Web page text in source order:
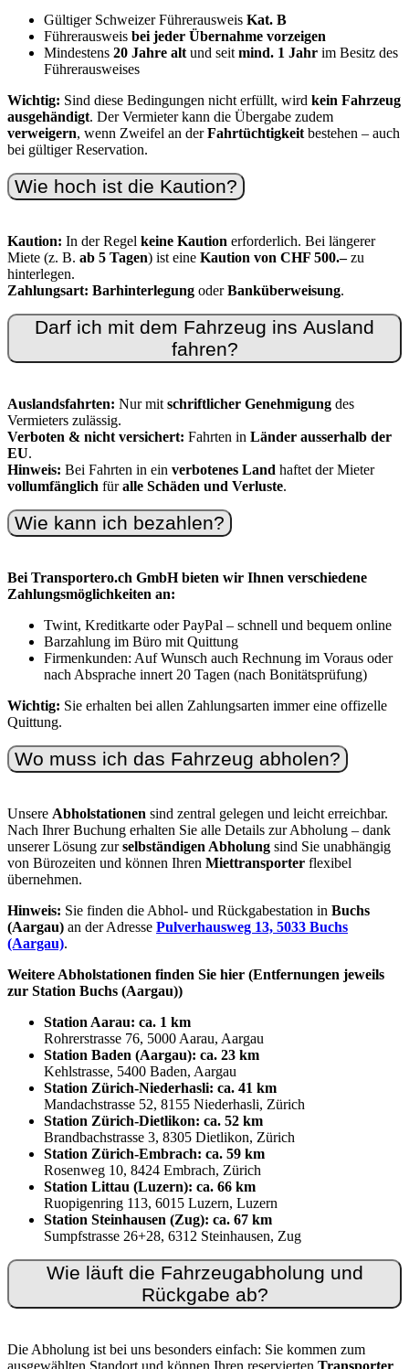
Gültiger Schweizer Führerausweis Kat. B
Führerausweis bei jeder Übernahme vorzeigen
Mindestens 20 Jahre alt und seit mind. 1 Jahr im Besitz des
Führerausweises
Wichtig: Sind diese Bedingungen nicht erfüllt, wird kein Fahrzeug
ausgehändigt. Der Vermieter kann die Übergabe zudem
verweigern, wenn Zweifel an derFahrtüchtigkeit bestehen – auch
bei gültiger Reservation.
Wie hoch ist die Kaution?
Kaution: In der Regel keine Kaution erforderlich. Bei längerer
Miete (z. B. ab 5 Tagen) ist eine Kaution von CHF 500.–zu
hinterlegen.
Zahlungsart: Barhinterlegung oderBanküberweisung.
Darf ich mit dem Fahrzeug ins Ausland
fahren?
Auslandsfahrten: Nur mit schriftlicher Genehmigung des
Vermieters zulässig.
Verboten & nicht versichert: Fahrten in Länder ausserhalb der
EU.
Hinweis: Bei Fahrten in ein verbotenes Land haftet der Mieter
vollumfänglich füralle Schäden und Verluste.
Wie kann ich bezahlen?
Bei Transportero.ch GmbH bieten wir Ihnen verschiedene
Zahlungsmöglichkeiten an:
Twint, Kreditkarte oder PayPal – schnell und bequem online
Barzahlung im Büro mit Quittung
Firmenkunden: Auf Wunsch auch Rechnung im Voraus oder
nach Absprache innert 20 Tagen (nach Bonitätsprüfung)
Wichtig: Sie erhalten bei allen Zahlungsarten immer eine offizelle
Quittung.
Wo muss ich das Fahrzeug abholen?
Unsere Abholstationen sind zentral gelegen und leicht erreichbar.
Nach Ihrer Buchung erhalten Sie alle Details zur Abholung – dank
unserer Lösung zurselbständigen Abholung sind Sie unabhängig
von Bürozeiten und können Ihren Miettransporter flexibel
übernehmen.
Hinweis: Sie finden die Abhol- und Rückgabestation in Buchs
(Aargau) an der Adresse Pulverhausweg 13, 5033 Buchs
(Aargau).
Weitere Abholstationen finden Sie hier (Entfernungen jeweils
zur Station Buchs (Aargau))
Station Aarau: ca. 1 km
Rohrerstrasse 76, 5000 Aarau, Aargau
Station Baden (Aargau): ca. 23 km
Kehlstrasse, 5400 Baden, Aargau
Station Zürich-Niederhasli: ca. 41 km
Mandachstrasse 52, 8155 Niederhasli, Zürich
Station Zürich-Dietlikon: ca. 52 km
Brandbachstrasse 3, 8305 Dietlikon, Zürich
Station Zürich-Embrach: ca. 59 km
Rosenweg 10, 8424 Embrach, Zürich
Station Littau (Luzern): ca. 66 km
Ruopigenring 113, 6015 Luzern, Luzern
Station Steinhausen (Zug): ca. 67 km
Sumpfstrasse 26+28, 6312 Steinhausen, Zug
Wie läuft die Fahrzeugabholung und
Rückgabe ab?
Die Abholung ist bei uns besonders einfach: Sie kommen zum
ausgewählten Standort und können Ihren reservierten Transporter